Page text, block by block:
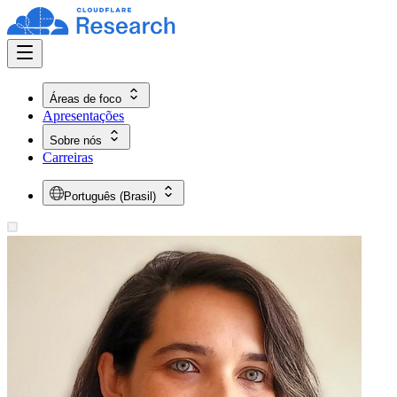
Áreas de foco
Apresentações
Sobre nós
Carreiras
Português (Brasil)